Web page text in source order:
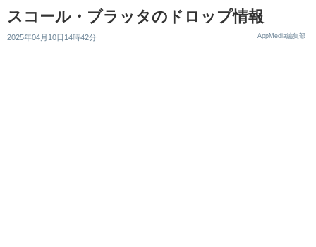
スコール・ブラッタのドロップ情報
2025年04月10日14時42分 AppMedia編集部